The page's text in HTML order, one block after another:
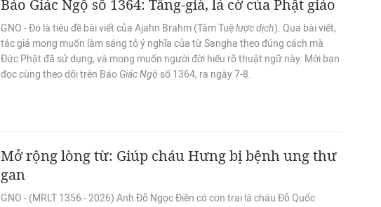
Báo Giác Ngộ số 1364: Tăng-già, lá cờ của Phật giáo
GNO - Đó là tiêu đề bài viết của Ajahn Brahm (Tâm Tuệlược dịch). Qua bài viết,
tác giả mong muốn làm sáng tỏ ý nghĩa của từ Sangha theo đúng cách mà
Đức Phật đã sử dụng, và mong muốn người đời hiểu rõ thuật ngữ này. Mời bạn
đọc cùng theo dõi trên Báo Giác Ngộ số 1364, ra ngày 7-8.
Mở rộng lòng từ: Giúp cháu Hưng bị bệnh ung thư
gan
GNO - (MRLT 1356 - 2026) Anh Đỗ Ngọc Điền có con trai là cháu Đỗ Quốc